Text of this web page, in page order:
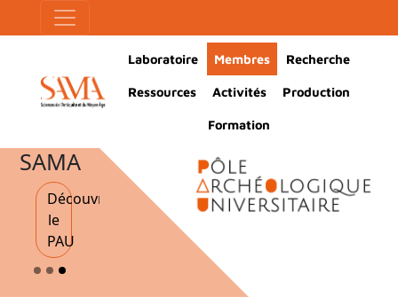
Skip to main content
Main Navigation
Laboratoire Membres Recherche
Ressources Activités Production
Formation
SAMA
Découvrir
le
PAU
Cookies management panel